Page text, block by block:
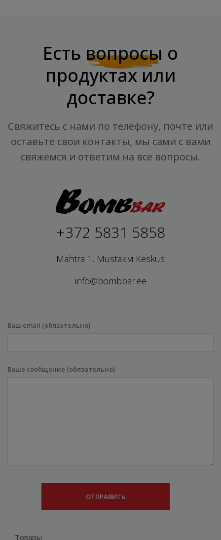
Есть вопросы о
продуктах или
доставке?
Свяжитесь с нами по телефону, почте или
оставьте свои контакты, мы сами с вами
свяжемся и ответим на все вопросы.
+372 5831 5858
Mahtra 1, Mustakivi Keskus
info@bombbar.ee
Ваш email (обязательно)
Ваше сообщение (обязательно)
Товары